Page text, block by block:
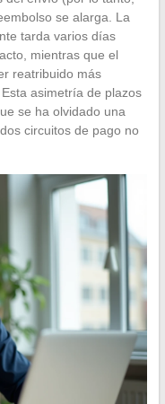
se alarga. La
tarda varios días
mientras que el
reatribuido más
asimetría de plazos
se ha olvidado una
circuitos de pago no